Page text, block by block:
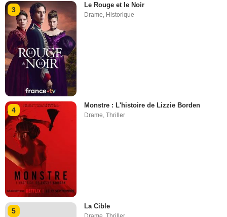
3
Le Rouge et le Noir
Drame, Historique
4
Monstre : L'histoire de Lizzie Borden
Drame,Thriller
5
La Cible